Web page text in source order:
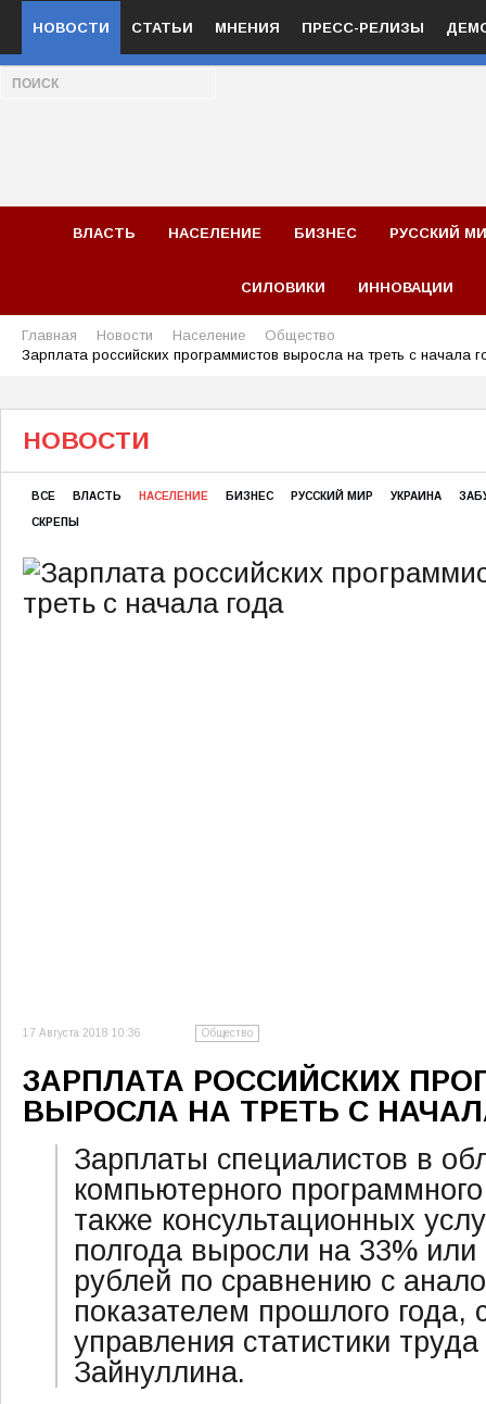
НОВОСТИ СТАТЬИ МНЕНИЯ ПРЕСС-РЕЛИЗЫ
ВЛАСТЬ НАСЕЛЕНИЕ БИЗНЕС РУССКИЙ
СИЛОВИКИ ИННОВАЦИИ
Главная Новости Население
Общество
Зарплата российских программистов выросла на треть с начала
НОВОСТИ
ВСЕ ВЛАСТЬ НАСЕЛЕНИЕ БИЗНЕС РУССКИЙ МИР УКРАИНА
СКРЕПЫ
17 Августа 2018 10:36 Общество
ЗАРПЛАТА РОССИЙСКИХ
ВЫРОСЛА НА ТРЕТЬ С
Зарплаты специалистов в
компьютерного
также консультационных
полгода выросли на 33%
рублей по сравнению с
показателем прошлого года,
управления статистики
Зайнуллина.